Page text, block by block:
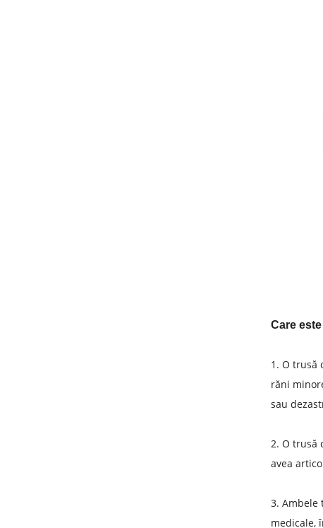
Care
1. O trusă
răni
sau
2. O trusă
avea
3. Ambele
medicale,